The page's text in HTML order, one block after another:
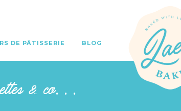
DE PÂTISSERIE BLOG
& co...